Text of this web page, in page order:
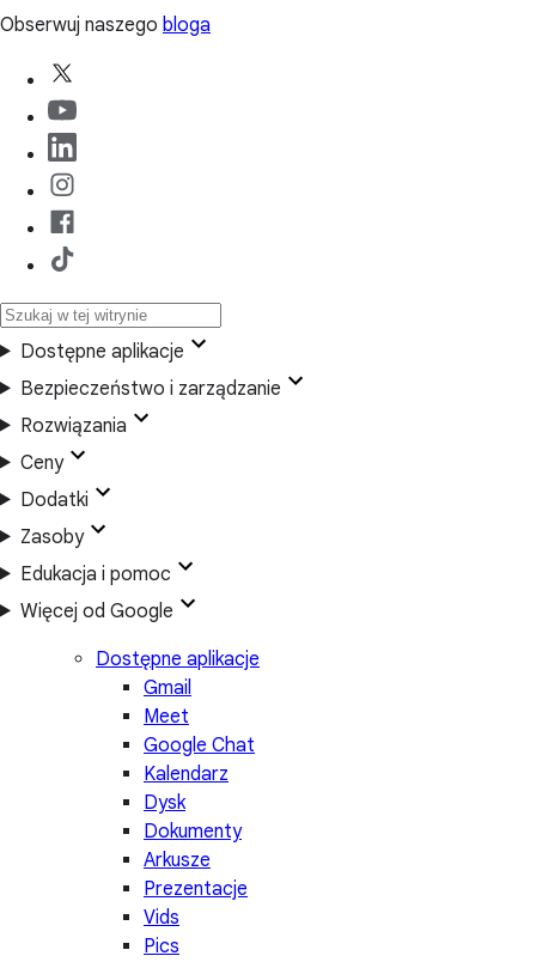
Obserwuj naszego bloga
Dostępne aplikacje
Bezpieczeństwo i zarządzanie
Rozwiązania
Ceny
Dodatki
Zasoby
Edukacja i pomoc
Więcej od Google
Dostępne aplikacje
Gmail
Meet
Google Chat
Kalendarz
Dysk
Dokumenty
Arkusze
Prezentacje
Vids
Pics